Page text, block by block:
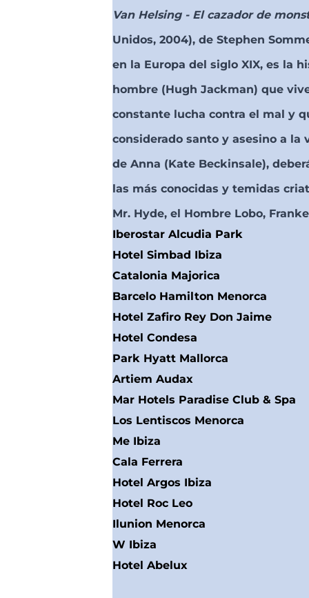
Van Helsing - El cazador de
Unidos, 2004), de Stephen
en la Europa del siglo XIX, es la
hombre (Hugh Jackman) que
constante lucha contra el mal y
considerado santo y asesino a la
de Anna (Kate Beckinsale),
las más conocidas y temidas
Mr. Hyde, el Hombre Lobo,
Iberostar Alcudia Park
Hotel Simbad Ibiza
Catalonia Majorica
Barcelo Hamilton Menorca
Hotel Zafiro Rey Don Jaime
Hotel Condesa
Park Hyatt Mallorca
Artiem Audax
Mar Hotels Paradise Club & Spa
Los Lentiscos Menorca
Me Ibiza
Cala Ferrera
Hotel Argos Ibiza
Hotel Roc Leo
Ilunion Menorca
W Ibiza
Hotel Abelux